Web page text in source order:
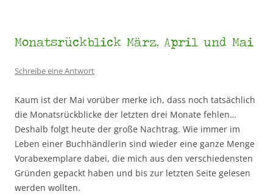
Monatsrückblick März, April und Mai
Schreibe eine Antwort
Kaum ist der Mai vorüber merke ich, dass noch tatsächlich
die Monatsrückblicke der letzten drei Monate fehlen…
Deshalb folgt heute der große Nachtrag. Wie immer im
Leben einer Buchhändlerin sind wieder eine ganze Menge
Vorabexemplare dabei, die mich aus den verschiedensten
Gründen gepackt haben und bis zur letzten Seite gelesen
werden wollten.